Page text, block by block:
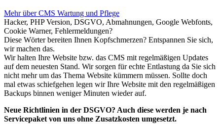
Mehr über CMS Wartung und Pflege
Hacker, PHP Version, DSGVO, Ab­mah­nungen, Google Webfonts,
Cookie Warner, Fehler­mel­dun­gen?
Diese Wörter bereiten Ihnen Kopfschmerzen? Entspannen Sie sich,
wir machen das.
Wir halten Ihre Website bzw. das CMS mit regelmäßigen Updates
auf dem neuesten Stand. Wir sorgen für echte Entlastung da Sie sich
nicht mehr um das Thema Website kümmern müssen. Sollte doch
mal etwas schiefgehen legen wir Ihre Website mit den regelmäßigen
Backups binnen weniger Minuten wieder auf.
Neue Richtlinien in der DSGVO? Auch diese werden je nach
Servicepaket von uns ohne Zusatzkosten umgesetzt.